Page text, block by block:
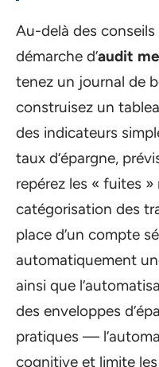
Au-delà des
démarche d’audit
tenez un journal de
construisez un
des indicateurs
taux d’épargne,
repérez les « fuites
catégorisation des
place d’un compte
automatiquement
ainsi que
des enveloppes
pratiques —
cognitive et limite